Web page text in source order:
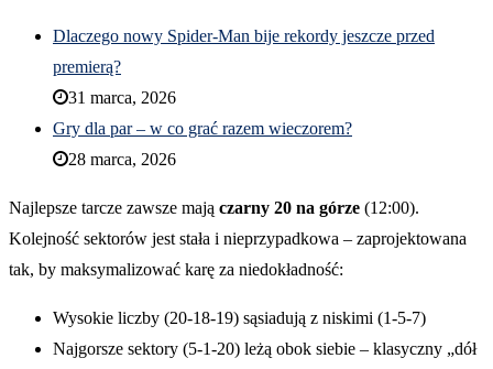
Dlaczego nowy Spider-Man bije rekordy jeszcze przed
premierą?
31 marca, 2026
Gry dla par – w co grać razem wieczorem?
28 marca, 2026
Najlepsze tarcze zawsze mają czarny 20 na górze (12:00).
Kolejność sektorów jest stała i nieprzypadkowa – zaprojektowana
tak, by maksymalizować karę za niedokładność:
Wysokie liczby (20-18-19) sąsiadują z niskimi (1-5-7)
Najgorsze sektory (5-1-20) leżą obok siebie – klasyczny „dół